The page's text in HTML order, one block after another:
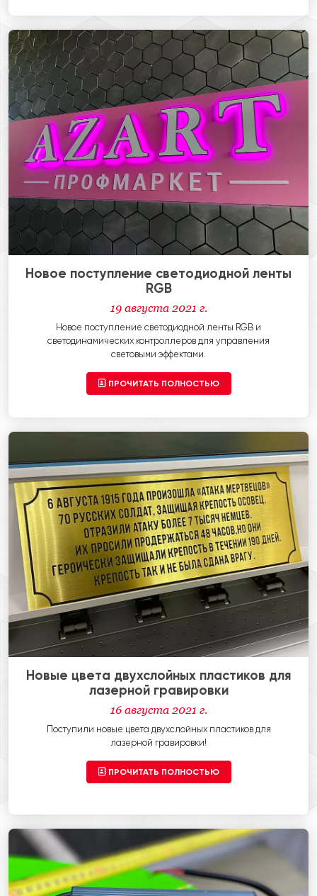
Новое поступление светодиодной ленты
RGB
19 августа 2021 г.
Новое поступление светодиодной ленты RGB и
светодинамических контроллеров для управления
световыми эффектами.
ПРОЧИТАТЬ ПОЛНОСТЬЮ
Новые цвета двухслойных пластиков для
лазерной гравировки
16 августа 2021 г.
Поступили новые цвета двухслойных пластиков для
лазерной гравировки!
ПРОЧИТАТЬ ПОЛНОСТЬЮ